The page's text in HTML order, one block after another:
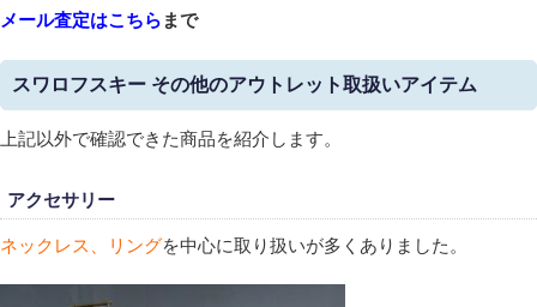
メール査定はこちら まで
スワロフスキー その他のアウトレット取扱いアイテム
上記以外で確認できた商品を紹介します。
アクセサリー
ネックレス、リングを中心に取り扱いが多くありました。